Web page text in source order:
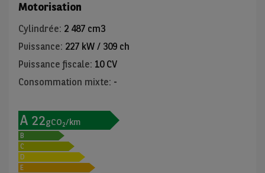
Motorisation
Cylindrée: 2 487 cm3
Puissance: 227 kW / 309 ch
Puissance fiscale: 10 CV
Consommation mixte: -
A 22gCO2/km
B
C
D
E